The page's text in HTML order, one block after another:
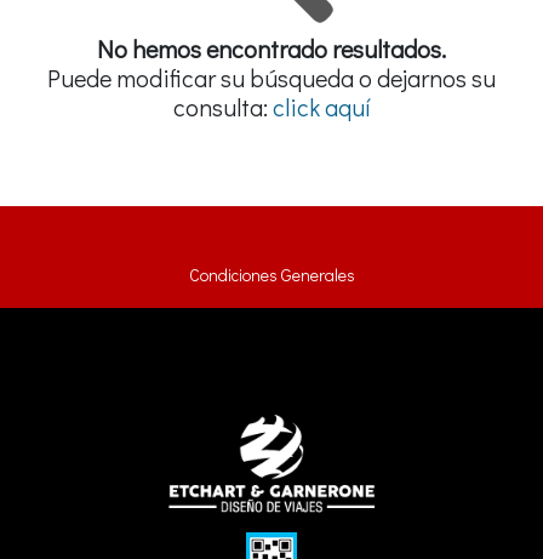
No hemos encontrado resultados.
Puede modificar su búsqueda o dejarnos su
consulta:click aquí
Condiciones Generales